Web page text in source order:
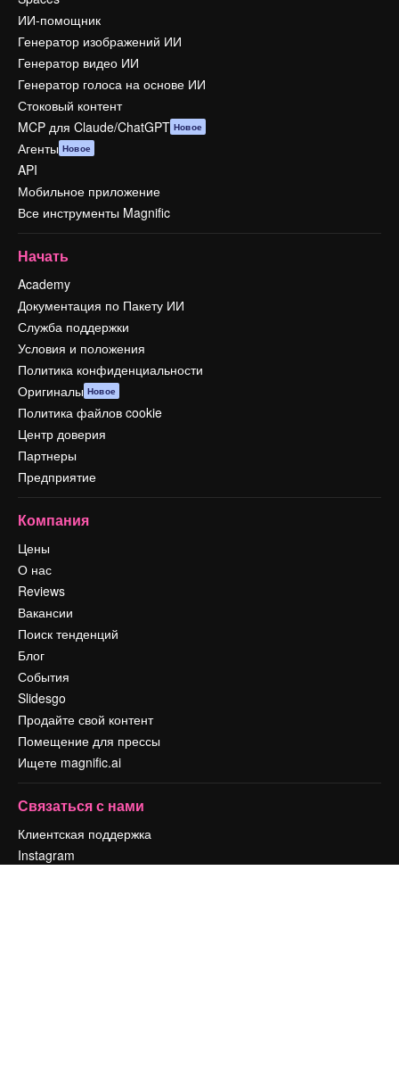
ИИ-помощник
Генератор изображений ИИ
Генератор видео ИИ
Генератор голоса на основе ИИ
Стоковый контент
MCP для Claude/ChatGPT Новое
Агенты Новое
API
Мобильное приложение
Все инструменты Magnific
Начать
Academy
Документация по Пакету ИИ
Служба поддержки
Условия и положения
Политика конфиденциальности
Оригиналы Новое
Политика файлов cookie
Центр доверия
Партнеры
Предприятие
Компания
Цены
О нас
Reviews
Вакансии
Поиск тенденций
Блог
События
Slidesgo
Продайте свой контент
Помещение для прессы
Ищете magnific.ai
Связаться с нами
Клиентская поддержка
Instagram